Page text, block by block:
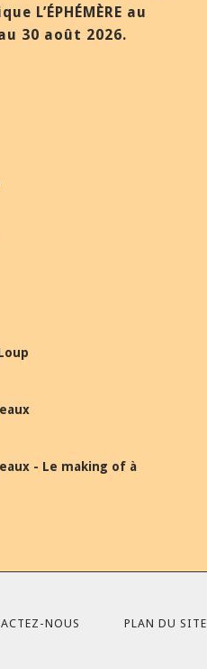
L’ÉPHÉMÈRE au
30 août 2026.
- Le making of à
NOUS PLAN DU SITE